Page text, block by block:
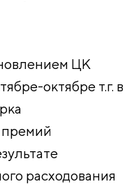
ЦК
октябре т.г. в
премий
расходования